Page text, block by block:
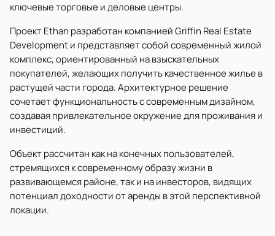
ключевые торговые и деловые центры.
Проект Ethan разработан компанией Griffin Real Estate
Development и представляет собой современный жилой
комплекс, ориентированный на взыскательных
покупателей, желающих получить качественное жилье в
растущей части города. Архитектурное решение
сочетает функциональность с современным дизайном,
создавая привлекательное окружение для проживания и
инвестиций.
Объект рассчитан как на конечных пользователей,
стремящихся к современному образу жизни в
развивающемся районе, так и на инвесторов, видящих
потенциал доходности от аренды в этой перспективной
локации.